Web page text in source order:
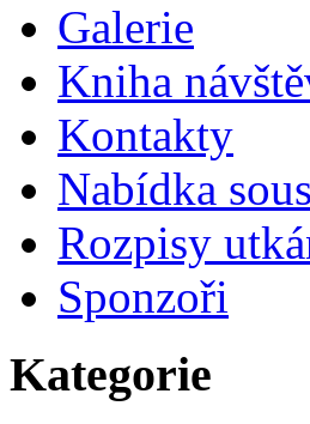
Galerie
Kniha
Kontakty
Nabídka
Rozpisy
Sponzoři
Kategorie